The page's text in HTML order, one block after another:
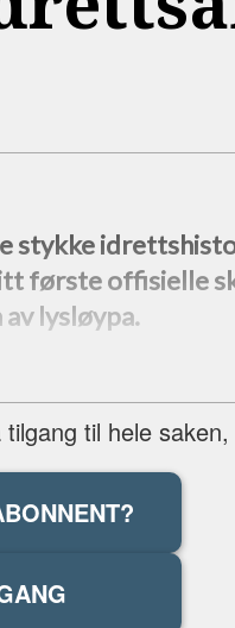
stykke
første offisielle
lysløypa.
til hele